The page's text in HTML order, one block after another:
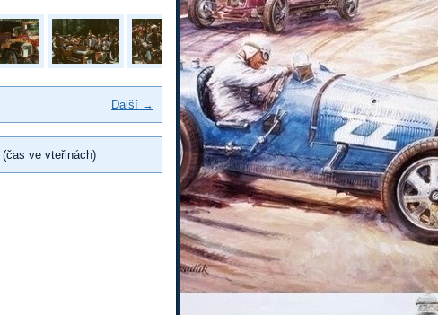
Další →
(čas ve vteřinách)